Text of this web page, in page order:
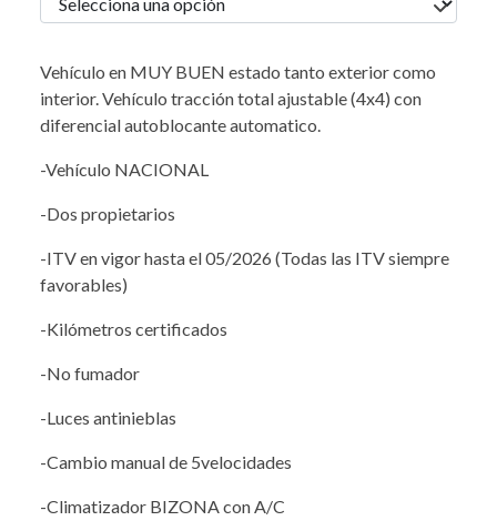
Vehículo en MUY BUEN estado tanto exterior como
interior. Vehículo tracción total ajustable (4x4) con
diferencial autoblocante automatico.
-Vehículo NACIONAL
-Dos propietarios
-ITV en vigor hasta el 05/2026 (Todas las ITV siempre
favorables)
-Kilómetros certificados
-No fumador
-Luces antinieblas
-Cambio manual de 5velocidades
-Climatizador BIZONA con A/C